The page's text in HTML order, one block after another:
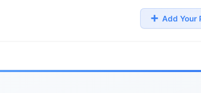
➕ Add Your